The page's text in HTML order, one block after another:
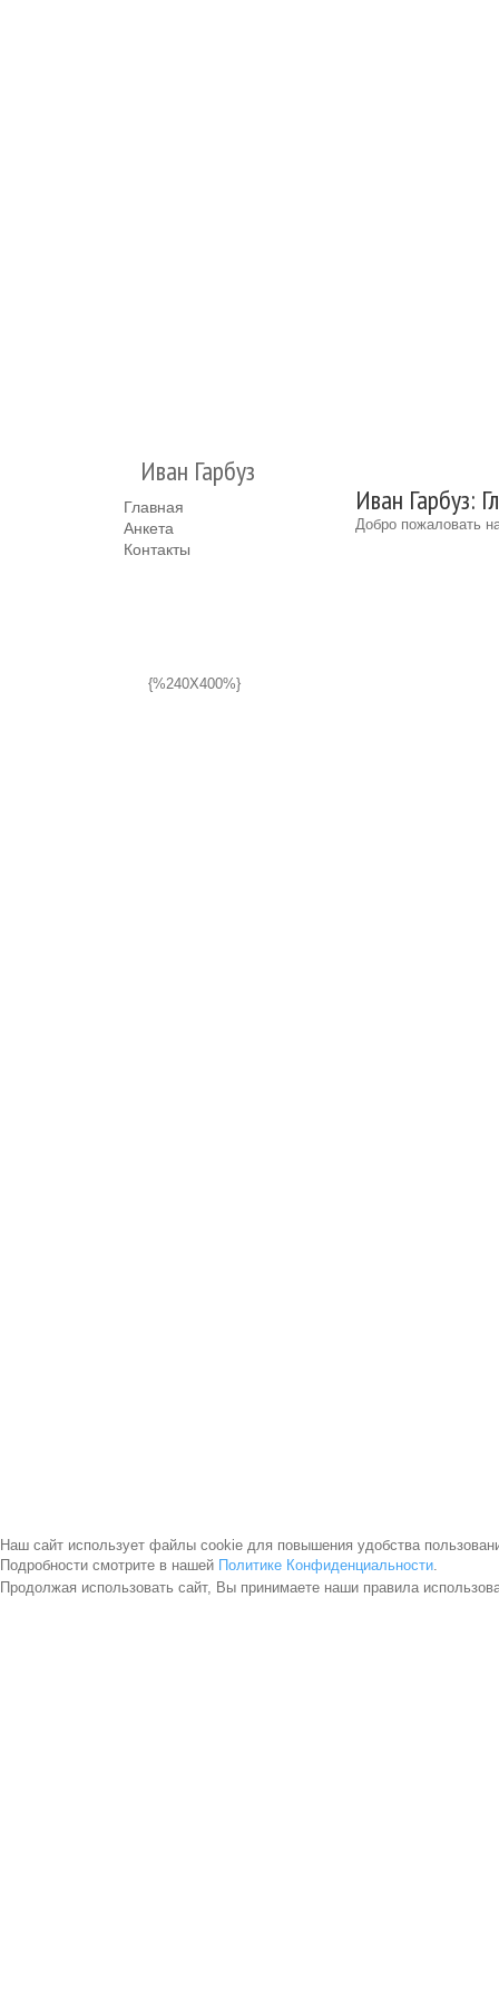
Иван Гарбуз
Главная
Анкета
Контакты
{%240X400%}
Иван Гарбуз:
Добро пожаловать
Наш сайт использует файлы cookie для повышения удобства
Подробности смотрите в нашей Политике Конфиденциальности.
Продолжая использовать сайт, Вы принимаете наши правила